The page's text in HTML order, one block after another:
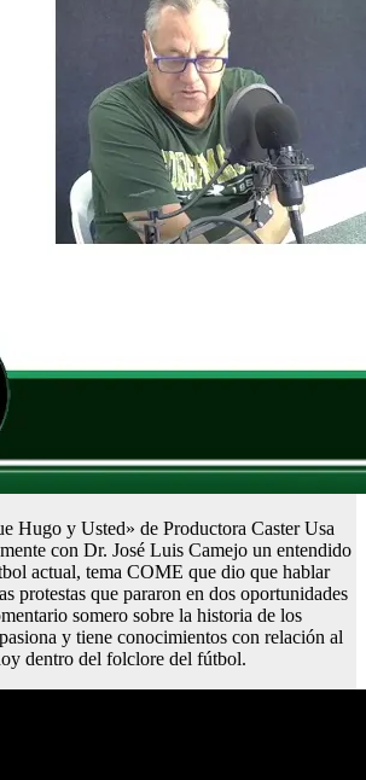
Hugo y Usted» de Productora Caster Usa
con Dr. José Luis Camejo un entendido
actual, tema COME que dio que hablar
protestas que pararon en dos oportunidades
somero sobre la historia de los
y tiene conocimientos con relación al
dentro del folclore del fútbol.